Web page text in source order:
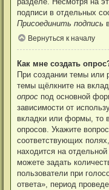
подписи в отдельных
Присоединить подпись
Вернуться к началу
Как мне создать
При создании темы или
темы щёлкните на
опрос под основной
зависимости от
вкладки или формы, то
опросов. Укажите
соответствующих
находится на
можете задать
пользователи при
ответа», период